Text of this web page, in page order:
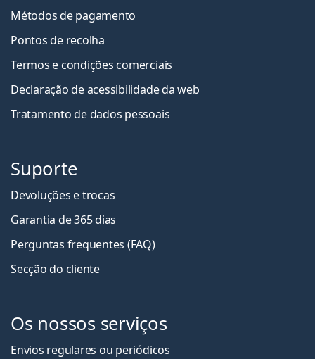
Métodos de pagamento
Pontos de recolha
Termos e condições comerciais
Declaração de acessibilidade da web
Tratamento de dados pessoais
Suporte
Devoluções e trocas
Garantia de 365 dias
Perguntas frequentes (FAQ)
Secção do cliente
Os nossos serviços
Envios regulares ou periódicos